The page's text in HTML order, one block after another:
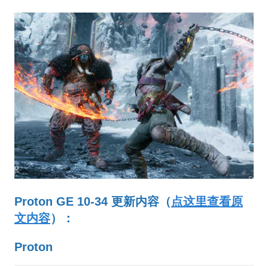
Proton GE 10-34 更新内容（点这里查看原
文内容）：
Proton